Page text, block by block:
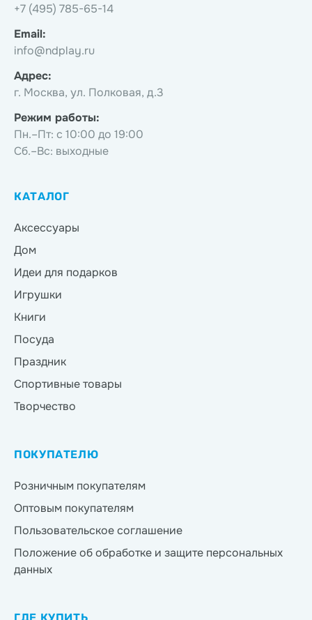
+7 (495) 785-65-14
Email:
info@ndplay.ru
Адрес:
г. Москва, ул. Полковая, д.3
Режим работы:
Пн.–Пт: с 10:00 до 19:00
Сб.–Вс: выходные
КАТАЛОГ
Аксессуары
Дом
Идеи для подарков
Игрушки
Книги
Посуда
Праздник
Спортивные товары
Творчество
ПОКУПАТЕЛЮ
Розничным покупателям
Оптовым покупателям
Пользовательское соглашение
Положение об обработке и защите персональных
данных